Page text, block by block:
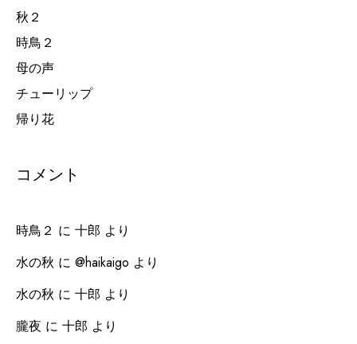
秋２
時鳥２
母の声
チューリップ
帰り花
コメント
時鳥２ に 十郎 より
水の秋 に @haikaigo より
水の秋 に 十郎 より
朧夜 に 十郎 より